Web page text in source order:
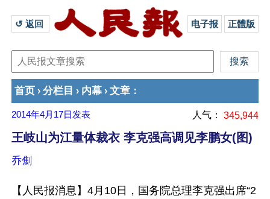
↺ 返回 电子报 正體版
首页 › 分栏目 › 内幕 › 文章 ：
2014年4月17日 发表 人气： 345,944
王岐山为江量体裁衣 李克强高调见李鹏女(图)
乔劁
【人民报消息】4月10日，国务院总理李克强出席“2